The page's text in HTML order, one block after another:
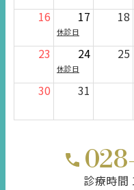
16 17
休診日
18
23 24
休診日
25
30 31
診療時間